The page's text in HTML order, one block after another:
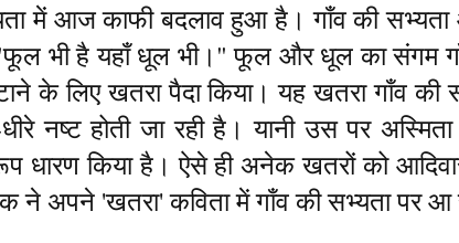
में आज काफी बदलाव हुआ है। गाँव की
भी है यहाँ धूल भी।" फूल और धूल का संगम
के लिए खतरा पैदा किया। यह खतरा गाँव की
नष्ट होती जा रही है। यानी उस पर
किया है। ऐसे ही अनेक खतरों को
ने अपने 'खतरा' कविता में गाँव की सभ्यता पर